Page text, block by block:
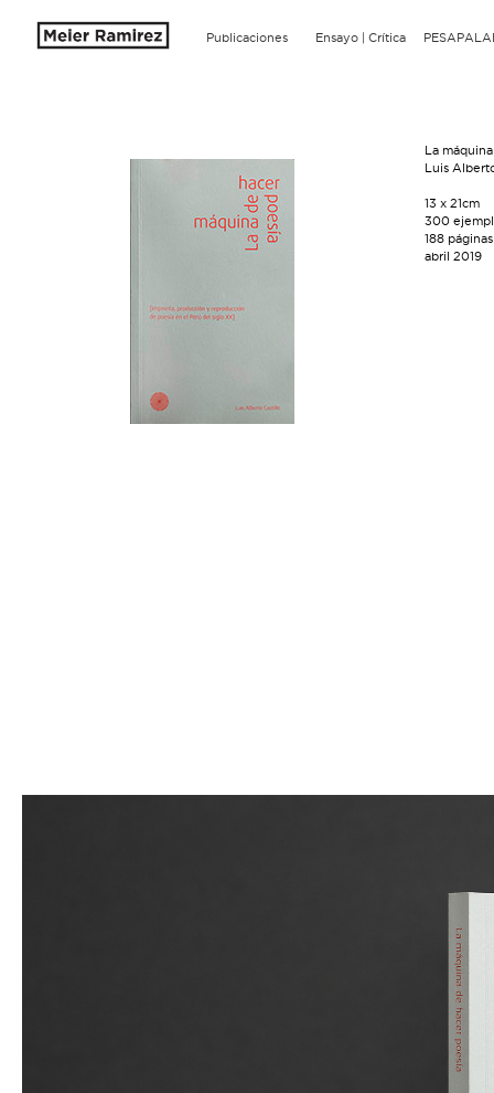
Publicaciones Ensayo | Crítica
La
Luis
13 x 21cm
300
188 páginas
abril 2019